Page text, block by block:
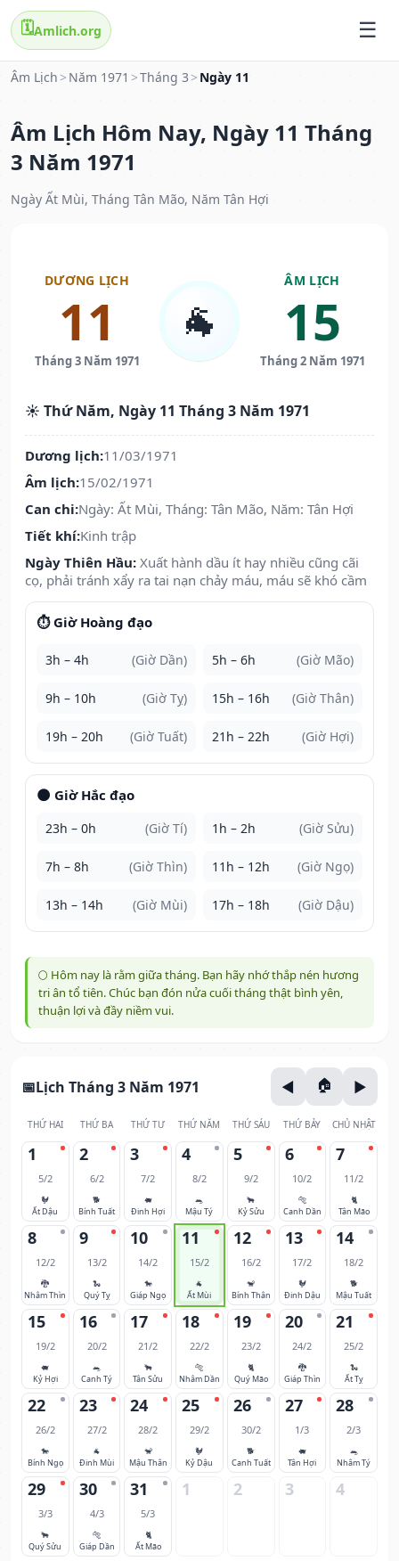
🗓️Amlich.org
Âm Lịch > Năm 1971 >Tháng 3 > Ngày 11
Âm Lịch Hôm Nay, Ngày 11 Tháng
3 Năm 1971
Ngày Ất Mùi, Tháng Tân Mão, Năm Tân Hợi
DƯƠNG LỊCH
11
Tháng 3 Năm 1971
🐐
ÂM LỊCH
15
Tháng 2 Năm 1971
☀️ Thứ Năm, Ngày 11 Tháng 3 Năm 1971
Dương lịch:11/03/1971
Âm lịch:15/02/1971
Can chi:Ngày: Ất Mùi, Tháng: Tân Mão, Năm: Tân Hợi
Tiết khí:Kinh trập
Ngày Thiên Hầu: Xuất hành dầu ít hay nhiều cũng cãi
cọ, phải tránh xẩy ra tai nạn chảy máu, máu sẽ khó cầm
⏱️ Giờ Hoàng đạo
3h – 4h (Giờ Dần) 5h – 6h (Giờ Mão)
9h – 10h (Giờ Tỵ) 15h – 16h (Giờ Thân)
19h – 20h (Giờ Tuất) 21h – 22h (Giờ Hợi)
🌑 Giờ Hắc đạo
23h – 0h (Giờ Tí) 1h – 2h (Giờ Sửu)
7h – 8h (Giờ Thìn) 11h – 12h (Giờ Ngọ)
13h – 14h (Giờ Mùi) 17h – 18h (Giờ Dậu)
🌕 Hôm nay là rằm giữa tháng. Bạn hãy nhớ thắp nén hương
tri ân tổ tiên. Chúc bạn đón nửa cuối tháng thật bình yên,
thuận lợi và đầy niềm vui.
Lịch Tháng 3 Năm 1971
THỨ HAI THỨ BA THỨ TƯ THỨ NĂM THỨ SÁU THỨ BẢY CHỦ NHẬT
1
5/2
🐓
Ất Dậu
2
6/2
🐕
Bính Tuất
3
7/2
🐖
Đinh Hợi
4
8/2
🐀
Mậu Tý
5
9/2
🐂
Kỷ Sửu
6
10/2
🐅
Canh Dần
7
11/2
🐈
Tân Mão
8
12/2
🐉
Nhâm Thìn
9
13/2
🐍
Quý Tỵ
10
14/2
🐎
Giáp Ngọ
11
15/2
🐐
Ất Mùi
12
16/2
🐒
Bính Thân
13
17/2
🐓
Đinh Dậu
14
18/2
🐕
Mậu Tuất
15
19/2
🐖
Kỷ Hợi
16
20/2
🐀
Canh Tý
17
21/2
🐂
Tân Sửu
18
22/2
🐅
Nhâm Dần
19
23/2
🐈
Quý Mão
20
24/2
🐉
Giáp Thìn
21
25/2
🐍
Ất Tỵ
22
26/2
🐎
Bính Ngọ
23
27/2
🐐
Đinh Mùi
24
28/2
🐒
Mậu Thân
25
29/2
🐓
Kỷ Dậu
26
30/2
🐕
Canh Tuất
27
1/3
🐖
Tân Hợi
28
2/3
🐀
Nhâm Tý
29
3/3
🐂
Quý Sửu
30
4/3
🐅
Giáp Dần
31
5/3
🐈
Ất Mão
1 2 3 4